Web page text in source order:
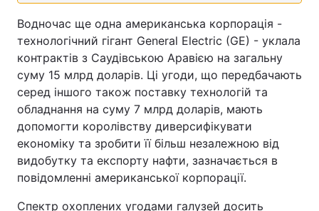
Водночас ще одна американська корпорація -
технологічний гігант General Electric (GE) - уклала
контрактів з Саудівською Аравією на загальну
суму 15 млрд доларів. Ці угоди, що передбачають
серед іншого також поставку технологій та
обладнання на суму 7 млрд доларів, мають
допомогти королівству диверсифікувати
економіку та зробити її більш незалежною від
видобутку та експорту нафти, зазначається в
повідомленні американської корпорації.
Спектр охоплених угодами галузей досить